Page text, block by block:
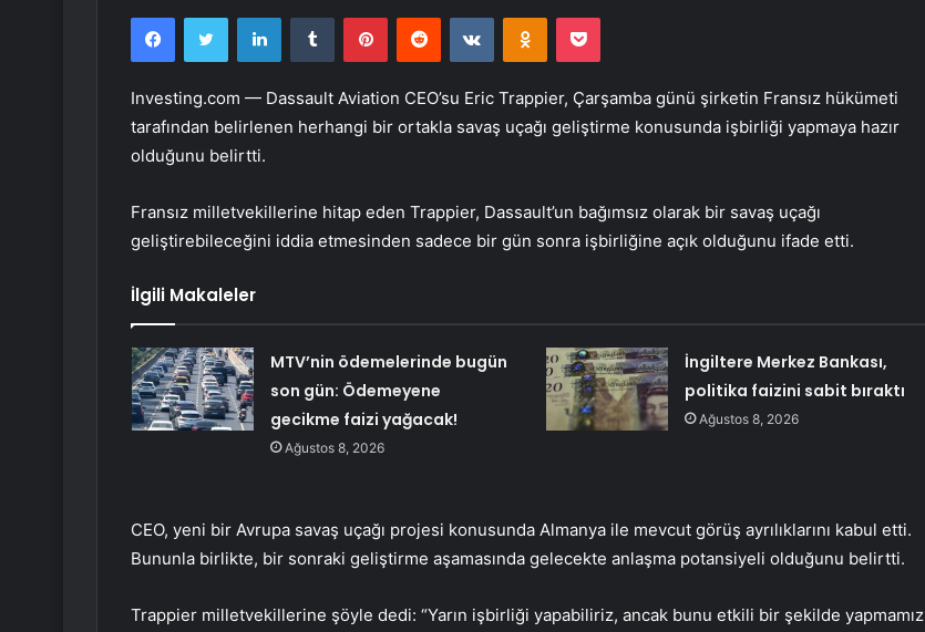
FacebookTwitter LinkedInTumblr PinterestReddit VKontakteOdnoklassniki
Pocket
Investing.com — Dassault Aviation CEO’su Eric Trappier, Çarşamba günü şirketin Fransız hükümeti
tarafından belirlenen herhangi bir ortakla savaş uçağı geliştirme konusunda işbirliği yapmaya hazır
olduğunu belirtti.
Fransız milletvekillerine hitap eden Trappier, Dassault’un bağımsız olarak bir savaş uçağı
geliştirebileceğini iddia etmesinden sadece bir gün sonra işbirliğine açık olduğunu ifade etti.
İlgili Makaleler
MTV’nin ödemelerinde bugün
son gün: Ödemeyene
gecikme faizi yağacak!
Ağustos 8, 2026
İngiltere Merkez Bankası,
politika faizini sabit bıraktı
Ağustos 8, 2026
CEO, yeni bir Avrupa savaş uçağı projesi konusunda Almanya ile mevcut görüş ayrılıklarını kabul etti.
Bununla birlikte, bir sonraki geliştirme aşamasında gelecekte anlaşma potansiyeli olduğunu belirtti.
Trappier milletvekillerine şöyle dedi: “Yarın işbirliği yapabiliriz, ancak bunu etkili bir şekilde yapmamız